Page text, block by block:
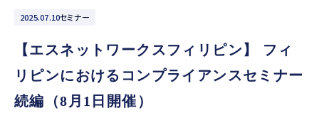
2025.07.10セミナー
【エスネットワークスフィリピン】 フィ
リピンにおけるコンプライアンスセミナー
続編（8月1日開催）